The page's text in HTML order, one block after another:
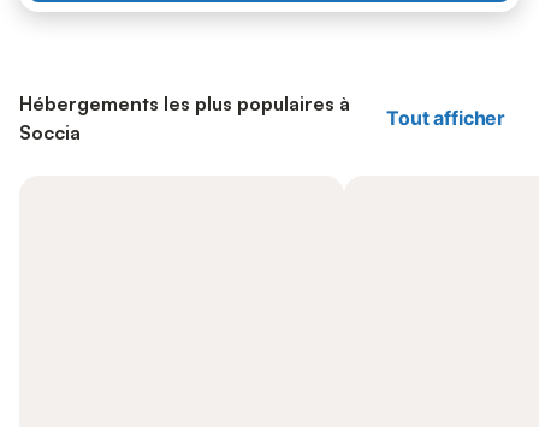
Hébergements les plus populaires à
Soccia
Tout afficher